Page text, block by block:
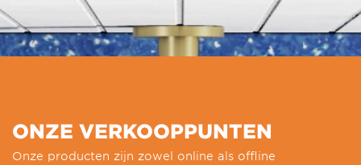
ONZE VERKOOPPUNTEN
Onze producten zijn zowel online als offline